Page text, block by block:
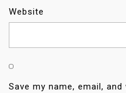
Website
Save my name, email,